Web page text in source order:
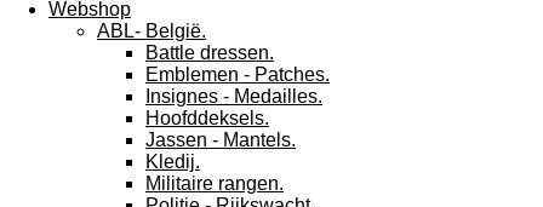
Webshop
ABL- België.
Battle dressen.
Emblemen - Patches.
Insignes - Medailles.
Hoofddeksels.
Jassen - Mantels.
Kledij.
Militaire rangen.